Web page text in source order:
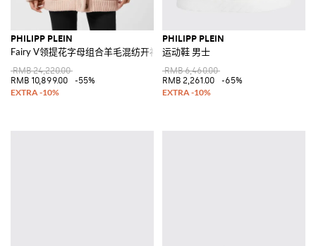
PHILIPP PLEIN
Fairy V领提花字母组合羊毛混纺开衫
RMB 24,220.00
RMB 10,899.00
-55%
PHILIPP PLEIN
运动鞋 男士
RMB 6,460.00
RMB 2,261.00
-65%